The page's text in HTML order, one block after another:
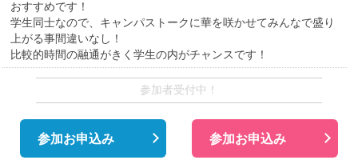
おすすめです！
学生同士なので、キャンパストークに華を咲かせてみんなで盛り
上がる事間違いなし！
比較的時間の融通がきく学生の内がチャンスです！
参加者受付中！
参加お申込み 参加お申込み